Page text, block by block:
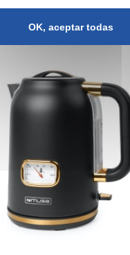
OK, aceptar todas